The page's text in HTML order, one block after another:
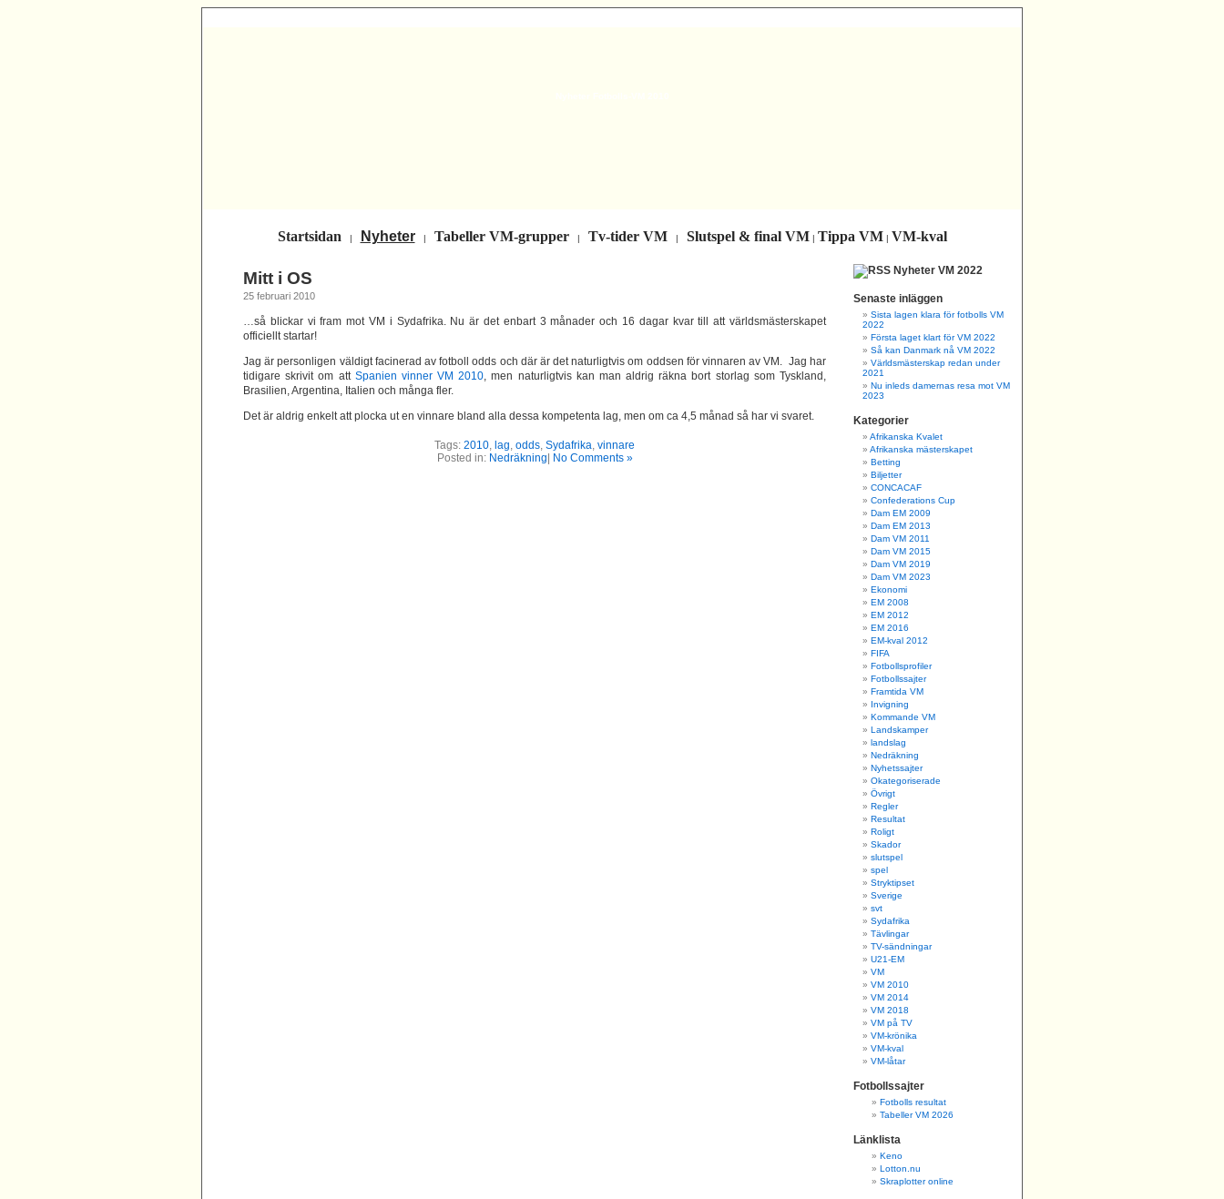
Startsidan | Nyheter| Tabeller VM-grupper| Tv-tider VM | Slutspel & final VM | Tippa VM | VM-kval
Mitt i OS
25 februari 2010
…så blickar vi fram mot VM i Sydafrika. Nu är det enbart 3 månader och 16 dagar kvar till att världsmästerskapet
officiellt startar!
Jag är personligen väldigt facinerad av fotboll odds och där är det naturligtvis om oddsen för vinnaren av VM. Jag har
tidigare skrivit om att Spanien vinner VM 2010, men naturligtvis kan man aldrig räkna bort storlag som Tyskland,
Brasilien, Argentina, Italien och många fler.
Det är aldrig enkelt att plocka ut en vinnare bland alla dessa kompetenta lag, men om ca 4,5 månad så har vi svaret.
Tags: 2010, lag, odds, Sydafrika, vinnare
Posted in: Nedräkning No Comments »
Nyheter VM 2022
Senaste inläggen
Sista lagen klara för fotbolls VM
2022
Första laget klart för VM 2022
Så kan Danmark nå VM 2022
Världsmästerskap redan under
2021
Nu inleds damernas resa mot VM
2023
Kategorier
Afrikanska Kvalet
Afrikanska mästerskapet
Betting
Biljetter
CONCACAF
Confederations Cup
Dam EM 2009
Dam EM 2013
Dam VM 2011
Dam VM 2015
Dam VM 2019
Dam VM 2023
Ekonomi
EM 2008
EM 2012
EM 2016
EM-kval 2012
FIFA
Fotbollsprofiler
Fotbollssajter
Framtida VM
Invigning
Kommande VM
Landskamper
landslag
Nedräkning
Nyhetssajter
Okategoriserade
Övrigt
Regler
Resultat
Roligt
Skador
slutspel
spel
Stryktipset
Sverige
svt
Sydafrika
Tävlingar
TV-sändningar
U21-EM
VM
VM 2010
VM 2014
VM 2018
VM på TV
VM-krönika
VM-kval
VM-låtar
Fotbollssajter
Fotbolls resultat
Tabeller VM 2026
Länklista
Keno
Lotton.nu
Skraplotter online